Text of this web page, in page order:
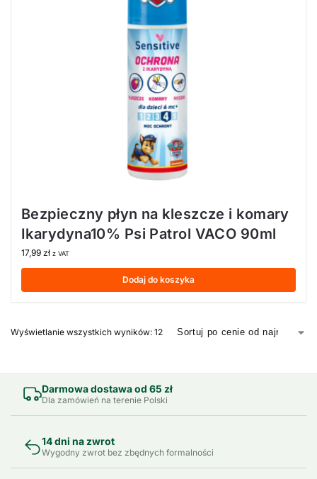
Bezpieczny płyn na kleszcze i komary
Ikarydyna10% Psi Patrol VACO 90ml
17,99 zł z VAT
Dodaj do koszyka
Wyświetlanie wszystkich wyników: 12
Darmowa dostawa od 65 zł
Dla zamówień na terenie Polski
14 dni na zwrot
Wygodny zwrot bez zbędnych formalności